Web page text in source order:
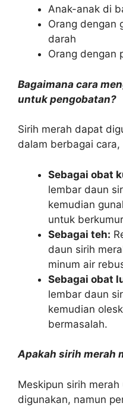
Anak-anak di
Orang dengan
darah
Orang dengan
Bagaimana cara
untuk pengobatan?
Sirih merah dapat
dalam berbagai cara,
Sebagai obat
lembar daun
kemudian
untuk
Sebagai teh:
daun sirih
minum air
Sebagai obat
lembar daun
kemudian
bermasalah.
Apakah sirih merah
Meskipun sirih
digunakan, namun